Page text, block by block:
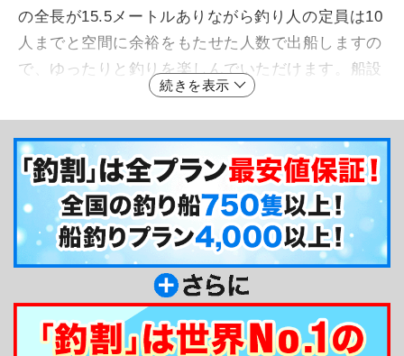
の全長が15.5メートルありながら釣り人の定員は10
人までと空間に余裕をもたせた人数で出船しますの
で、ゆったりと釣りを楽しんでいただけます。船設
備の特徴として、お客様の釣り中の足の疲れを軽減
するためにと船の床には全面にマットが敷かれてい
ます。ぜひ乗船してその効果をお試しください！
釣り船からのメッセージ
神湊港から出船する幸丸です。夜焚き釣りを専門
にご案内しています。初心者の方も大歓迎ですの
で、どなた様もお気軽にご利用ください。
続きを表示